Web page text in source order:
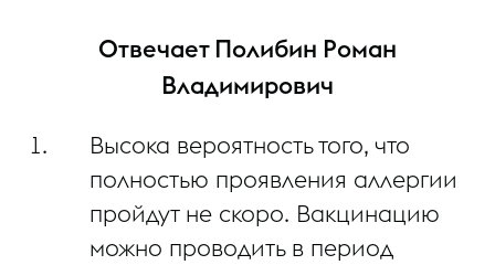
Отвечает Полибин Роман
Владимирович
Высока вероятность того, что
полностью проявления аллергии
пройдут не скоро. Вакцинацию
можно проводить в период